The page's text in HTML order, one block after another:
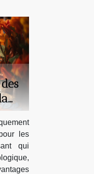
?les
qui